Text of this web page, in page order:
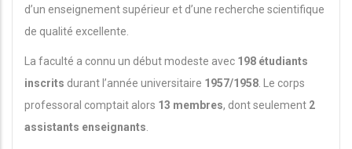
d’un enseignement supérieur et d’une recherche scientifique
de qualité excellente.
La faculté a connu un début modeste avec 198 étudiants
inscrits durant l’année universitaire 1957/1958 . Le corps
professoral comptait alors 13 membres, dont seulement 2
assistants enseignants